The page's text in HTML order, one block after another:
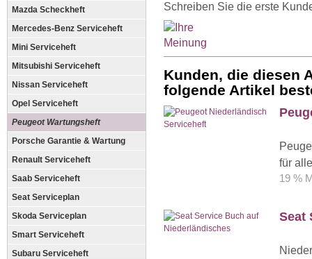
Mazda Scheckheft
Mercedes-Benz Serviceheft
Mini Serviceheft
Mitsubishi Serviceheft
Nissan Serviceheft
Opel Serviceheft
Peugeot Wartungsheft
Porsche Garantie & Wartung
Renault Serviceheft
Saab Serviceheft
Seat Serviceplan
Skoda Serviceplan
Smart Serviceheft
Subaru Serviceheft
Schreiben Sie die erste
Kunden, die diesen
folgende Artikel
für
19 %
Seat